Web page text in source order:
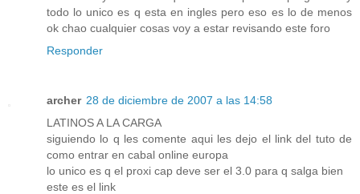
todo lo unico es q esta en ingles pero eso es lo de menos
ok chao cualquier cosas voy a estar revisando este foro
Responder
archer 28 de diciembre de 2007 a las 14:58
LATINOS A LA CARGA
siguiendo lo q les comente aqui les dejo el link del tuto de
como entrar en cabal online europa
lo unico es q el proxi cap deve ser el 3.0 para q salga bien
este es el link